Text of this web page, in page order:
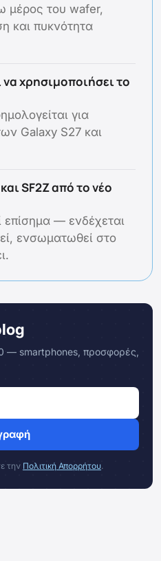
μέρος του wafer,
και πυκνότητα
να χρησιμοποιήσει το
για
Galaxy S27 και
SF2Z από το νέο
επίσημα — ενδέχεται
ενσωματωθεί στο
— smartphones, προσφορές,
την Πολιτική Απορρήτου.